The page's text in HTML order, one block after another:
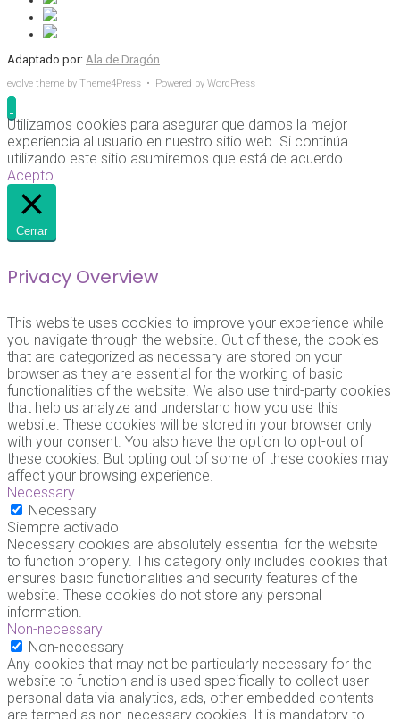
Adaptado por: Ala de Dragón
evolve theme by Theme4Press • Powered by WordPress
Utilizamos cookies para asegurar que damos la mejor
experiencia al usuario en nuestro sitio web. Si continúa
utilizando este sitio asumiremos que está de acuerdo..
Acepto
Cerrar
Privacy Overview
This website uses cookies to improve your experience while
you navigate through the website. Out of these, the cookies
that are categorized as necessary are stored on your
browser as they are essential for the working of basic
functionalities of the website. We also use third-party cookies
that help us analyze and understand how you use this
website. These cookies will be stored in your browser only
with your consent. You also have the option to opt-out of
these cookies. But opting out of some of these cookies may
affect your browsing experience.
Necessary
Necessary
Siempre activado
Necessary cookies are absolutely essential for the website
to function properly. This category only includes cookies that
ensures basic functionalities and security features of the
website. These cookies do not store any personal
information.
Non-necessary
Non-necessary
Any cookies that may not be particularly necessary for the
website to function and is used specifically to collect user
personal data via analytics, ads, other embedded contents
are termed as non-necessary cookies. It is mandatory to